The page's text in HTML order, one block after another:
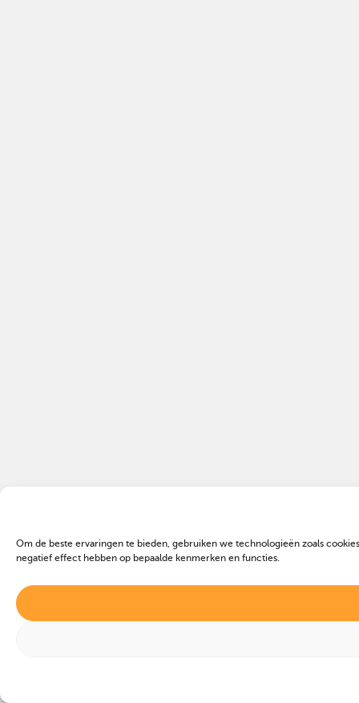
Om de beste ervaringen te bieden, gebruiken we technologieën zoals
negatief effect hebben op bepaalde kenmerken en functies.